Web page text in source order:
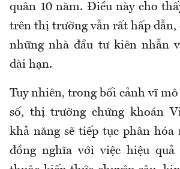
quân 10 năm. Điều này cho
trên thị trường vẫn rất hấp dẫn,
những nhà đầu tư kiên nhẫn
dài hạn.
Tuy nhiên, trong bối cảnh vĩ
số, thị trường chứng khoán
khả năng sẽ tiếp tục phân
đồng nghĩa với việc hiệu quả